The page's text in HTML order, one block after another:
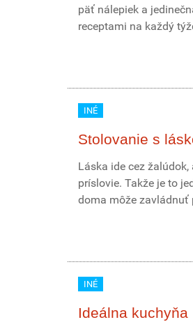
päť nálepiek a
receptami na každý
INÉ
Stolovanie s
Láska ide cez
príslovie. Takže je to
doma môže zavládnuť
INÉ
Ideálna kuchyňa